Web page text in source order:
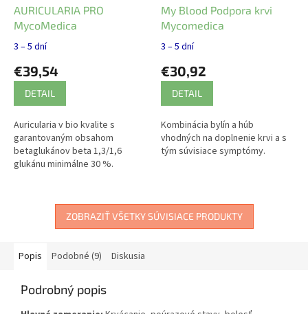
AURICULARIA PRO
MycoMedica
3 – 5 dní
€39,54
DETAIL
Auricularia v bio kvalite s
garantovaným obsahom
betaglukánov beta 1,3/1,6
glukánu minimálne 30 %.
polysacharidy.
My Blood Podpora krvi
Mycomedica
3 – 5 dní
€30,92
DETAIL
Kombinácia bylín a húb
vhodných na doplnenie krvi a s
tým súvisiace symptómy.
ZOBRAZIŤ VŠETKY SÚVISIACE PRODUKTY
Popis Podobné (9) Diskusia
Podrobný popis